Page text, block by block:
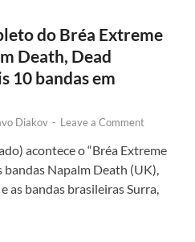
do Bréa Extreme
Death, Dead
10 bandas em
Diakov - Leave a Comment
acontece o “Bréa Extreme
bandas Napalm Death (UK),
as bandas brasileiras Surra,